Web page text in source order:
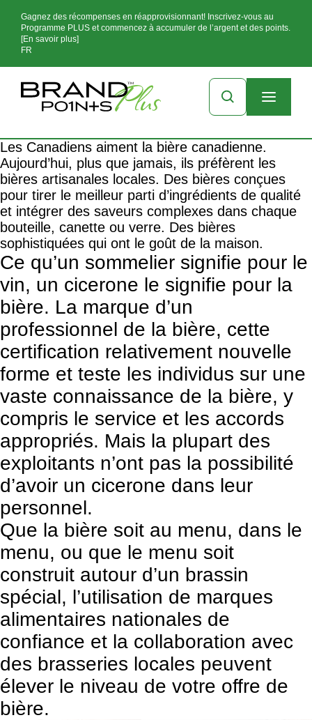
Gagnez des récompenses en réapprovisionnant! Inscrivez-vous au
Programme PLUS et commencez à accumuler de l’argent et des points.
[En savoir plus]
FR
Les Canadiens aiment la bière canadienne.
Aujourd’hui, plus que jamais, ils préfèrent les
bières artisanales locales. Des bières conçues
pour tirer le meilleur parti d’ingrédients de qualité
et intégrer des saveurs complexes dans chaque
bouteille, canette ou verre. Des bières
sophistiquées qui ont le goût de la maison.
Ce qu’un sommelier signifie pour le
vin, un cicerone le signifie pour la
bière. La marque d’un
professionnel de la bière, cette
certification relativement nouvelle
forme et teste les individus sur une
vaste connaissance de la bière, y
compris le service et les accords
appropriés. Mais la plupart des
exploitants n’ont pas la possibilité
d’avoir un cicerone dans leur
personnel.
Que la bière soit au menu, dans le
menu, ou que le menu soit
construit autour d’un brassin
spécial, l’utilisation de marques
alimentaires nationales de
confiance et la collaboration avec
des brasseries locales peuvent
élever le niveau de votre offre de
bière.